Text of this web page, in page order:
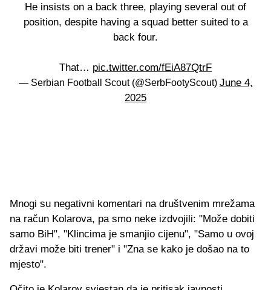
He insists on a back three, playing several out of
position, despite having a squad better suited to a
back four.
That… pic.twitter.com/fEiA87QtrF
— Serbian Football Scout (@SerbFootyScout) June 4,
2025
Mnogi su negativni komentari na društvenim mrežama
na račun Kolarova, pa smo neke izdvojili: "Može dobiti
samo BiH", "Klincima je smanjio cijenu", "Samo u ovoj
državi može biti trener" i "Zna se kako je došao na to
mjesto".